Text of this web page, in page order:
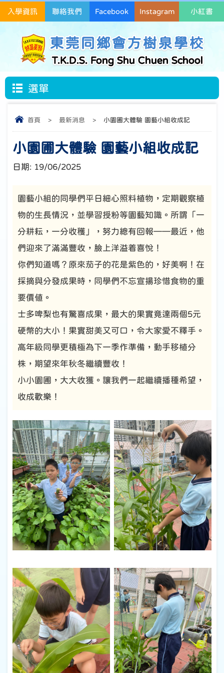
東莞同鄉會方樹泉學校
T.K.D.S. Fong Shu Chuen School
入學資訊 聯絡我們 Facebook Instagram 小紅書
選單
首頁 > 最新消息 > 小園圃大體驗 園藝小組收成記
小園圃大體驗 園藝小組收成記
日期: 19/06/2025
園藝小組的同學們平日細心照料植物，定期觀察植
物的生長情況，並學習授粉等園藝知識。所謂「一
分耕耘，一分收穫」，努力總有回報——最近，他
們迎來了滿滿豐收，臉上洋溢着喜悅！
你們知道嗎？原來茄子的花是紫色的，好美啊！在
採摘與分發成果時，同學們不忘宣揚珍惜食物的重
要價值。
士多啤梨也有驚喜成果，最大的果實竟達兩個5元
硬幣的大小！果實甜美又可口，令大家愛不釋手。
高年級同學更積極為下一季作準備，動手移植分
株，期望來年秋冬繼續豐收！
小小園圃，大大收獲。讓我們一起繼續播種希望，
收成歡樂！